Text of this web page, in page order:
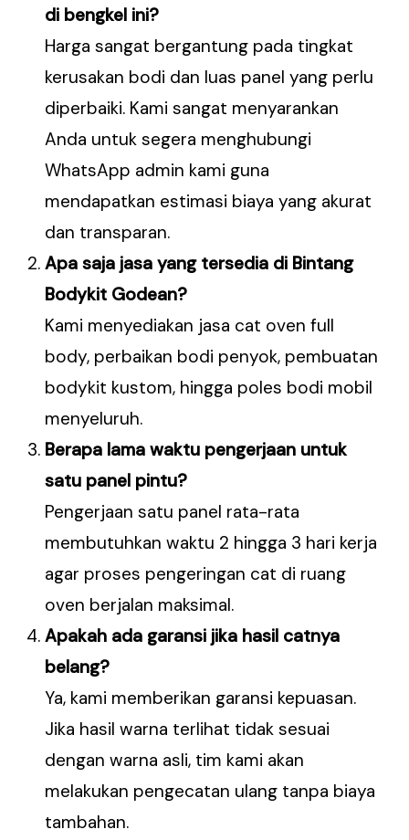
di bengkel ini?
Harga sangat bergantung pada tingkat
kerusakan bodi dan luas panel yang perlu
diperbaiki. Kami sangat menyarankan
Anda untuk segera menghubungi
WhatsApp admin kami guna
mendapatkan estimasi biaya yang akurat
dan transparan.
Apa saja jasa yang tersedia di Bintang
Bodykit Godean?
Kami menyediakan jasa cat oven full
body, perbaikan bodi penyok, pembuatan
bodykit kustom, hingga poles bodi mobil
menyeluruh.
Berapa lama waktu pengerjaan untuk
satu panel pintu?
Pengerjaan satu panel rata-rata
membutuhkan waktu 2 hingga 3 hari kerja
agar proses pengeringan cat di ruang
oven berjalan maksimal.
Apakah ada garansi jika hasil catnya
belang?
Ya, kami memberikan garansi kepuasan.
Jika hasil warna terlihat tidak sesuai
dengan warna asli, tim kami akan
melakukan pengecatan ulang tanpa biaya
tambahan.